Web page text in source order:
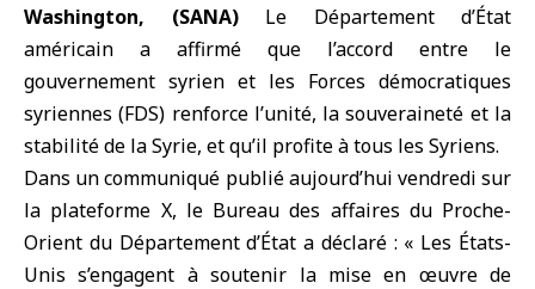
Washington, (SANA)Le Département d’État
américain a affirmé que l’accord entre le
gouvernement syrien et les Forces démocratiques
syriennes (FDS) renforce l’unité, la souveraineté et la
stabilité de la Syrie, et qu’il profite à tous les Syriens.
Dans un communiqué publié aujourd’hui vendredi sur
la plateforme X, le Bureau des affaires du Proche-
Orient du Département d’État a déclaré : « Les États-
Unis s’engagent à soutenir la mise en œuvre de